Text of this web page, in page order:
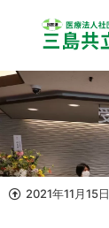
2021年11月15日